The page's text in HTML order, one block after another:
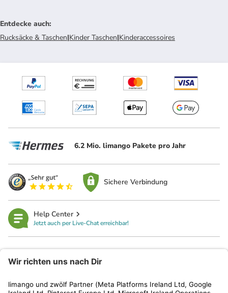
Entdecke auch:
Rucksäcke & Taschen|Kinder Taschen|Kinderaccessoires
6.2 Mio. limango Pakete pro Jahr
Sichere Verbindung
Help Center
Jetzt auch per Live-Chat erreichbar!